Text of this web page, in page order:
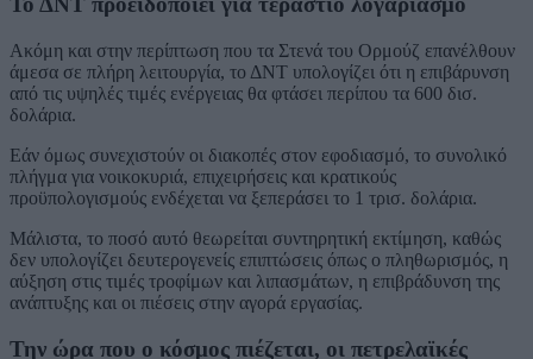
Ακόμη και στην περίπτωση που τα Στενά του Ορμούζ επανέλθουν
άμεσα σε πλήρη λειτουργία, το ΔΝΤ υπολογίζει ότι η επιβάρυνση
από τις υψηλές τιμές ενέργειας θα φτάσει περίπου τα 600 δισ.
δολάρια.
Εάν όμως συνεχιστούν οι διακοπές στον εφοδιασμό, το συνολικό
πλήγμα για νοικοκυριά, επιχειρήσεις και κρατικούς
προϋπολογισμούς ενδέχεται να ξεπεράσει το 1 τρισ. δολάρια.
Μάλιστα, το ποσό αυτό θεωρείται συντηρητική εκτίμηση, καθώς
δεν υπολογίζει δευτερογενείς επιπτώσεις όπως ο πληθωρισμός, η
αύξηση στις τιμές τροφίμων και λιπασμάτων, η επιβράδυνση της
ανάπτυξης και οι πιέσεις στην αγορά εργασίας.
Την ώρα που ο κόσμος πιέζεται, οι πετρελαϊκές